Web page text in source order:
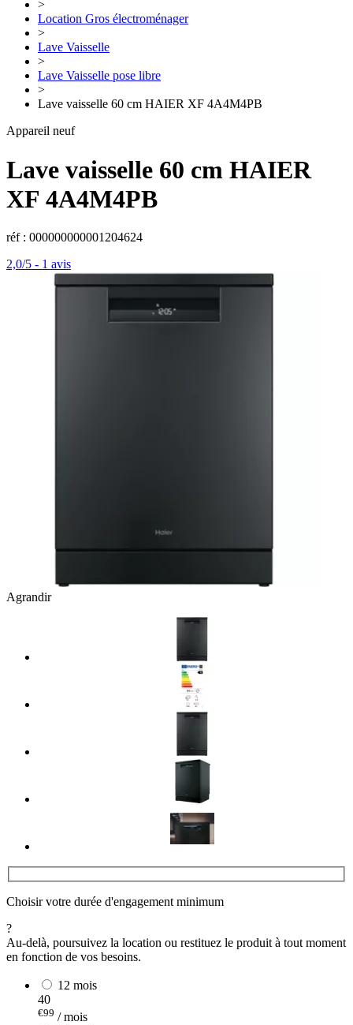
>
Location Gros électroménager
>
Lave Vaisselle
>
Lave Vaisselle pose libre
>
Lave vaisselle 60 cm HAIER XF 4A4M4PB
Appareil neuf
Lave vaisselle 60 cm HAIER
XF 4A4M4PB
réf : 000000000001204624
2,0/5 - 1 avis
Agrandir
Choisir votre durée d'engagement minimum
?
Au-delà, poursuivez la location ou restituez le produit à tout moment
en fonction de vos besoins.
12 mois
40
€99 / mois